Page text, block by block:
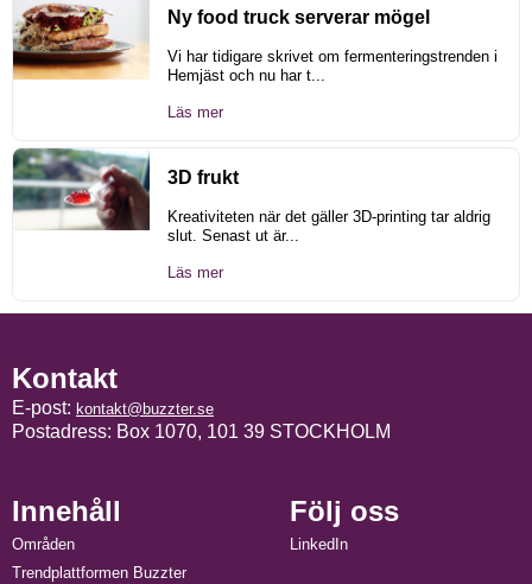
Ny food truck serverar mögel
Vi har tidigare skrivet om fermenteringstrenden i
Hemjäst och nu har t...
Läs mer
3D frukt
Kreativiteten när det gäller 3D-printing tar aldrig
slut. Senast ut är...
Läs mer
Kontakt
E-post: kontakt@buzzter.se
Postadress: Box 1070, 101 39 STOCKHOLM
Innehåll
Områden
Trendplattformen Buzzter
Följ oss
LinkedIn